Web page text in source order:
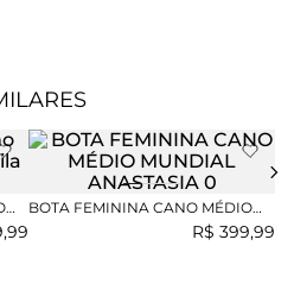
,99
BOTA FEMININA CANO MÉDIO
R$ 399,99